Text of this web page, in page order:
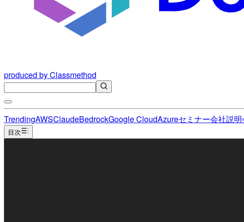
produced by Classmethod
TrendingAWSClaudeBedrockGoogle CloudAzureセミナー会社説明
目次